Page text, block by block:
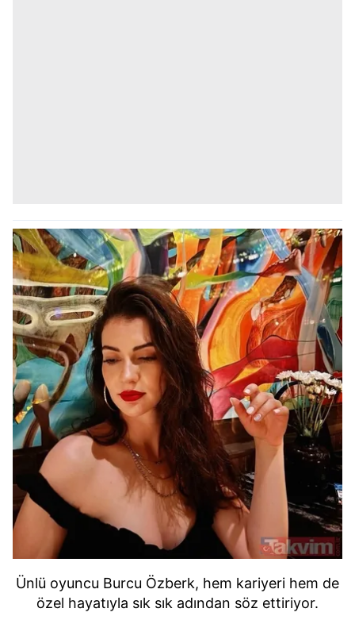
Ünlü oyuncu Burcu Özberk, hem kariyeri hem de
özel hayatıyla sık sık adından söz ettiriyor.